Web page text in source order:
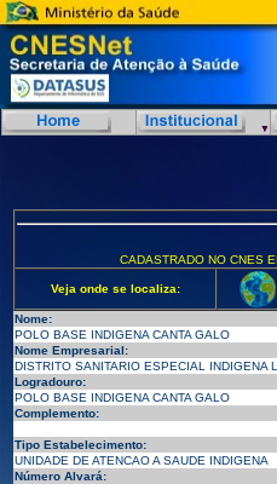
CADASTRADO NO CNES
Veja onde se localiza:
Nome:
POLO BASE INDIGENA CANTA GALO
Nome Empresarial:
DISTRITO SANITARIO ESPECIAL INDIGENA
Logradouro:
POLO BASE INDIGENA CANTA GALO
Complemento:
Tipo Estabelecimento:
UNIDADE DE ATENCAO A SAUDE INDIGENA
Número Alvará: